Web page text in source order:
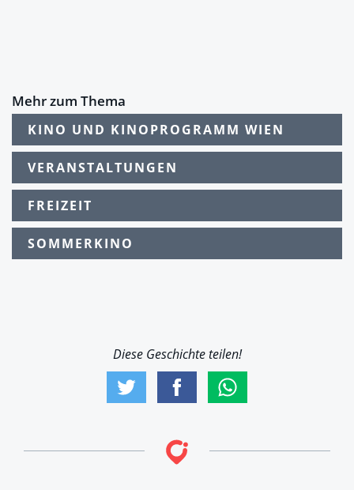
Mehr zum Thema
KINO UND KINOPROGRAMM WIEN
VERANSTALTUNGEN
FREIZEIT
SOMMERKINO
Diese Geschichte teilen!